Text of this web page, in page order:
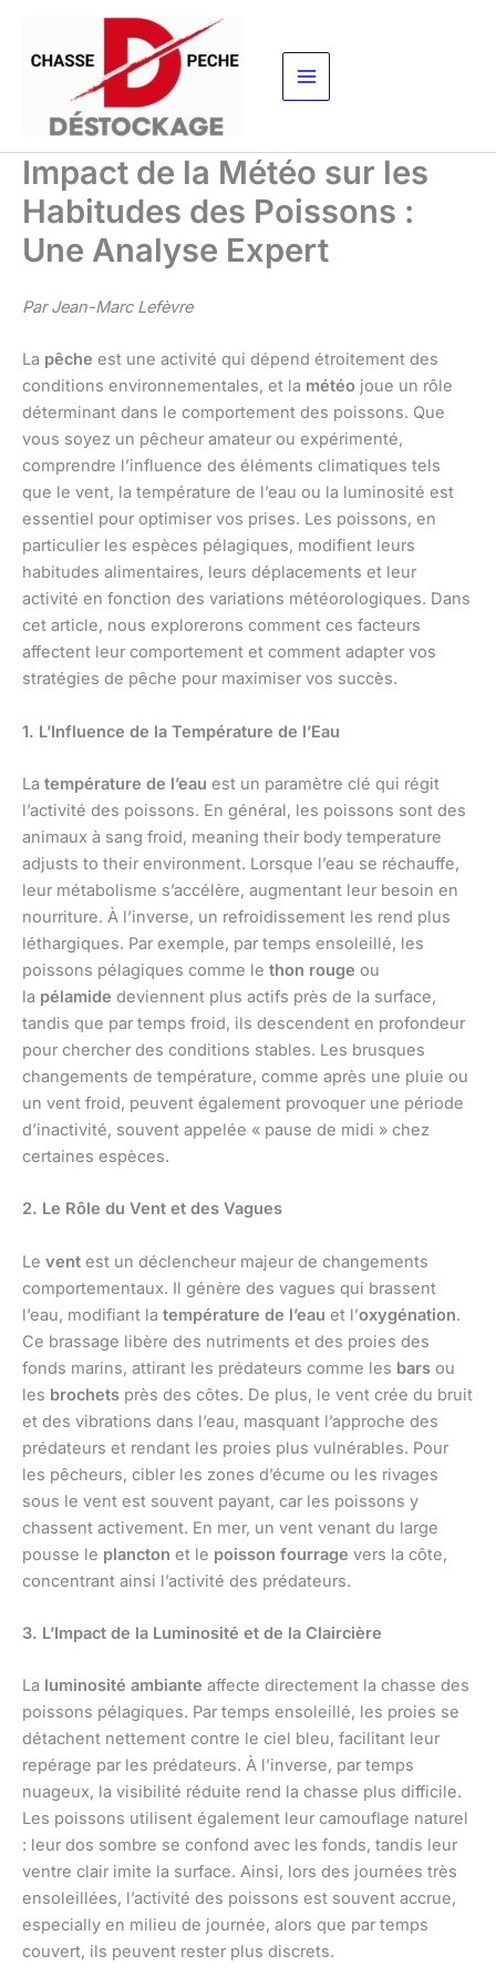
contenu
Impact de la Météo sur les
Habitudes des Poissons :
Une Analyse Expert
Par Jean-Marc Lefèvre
La pêche est une activité qui dépend étroitement des
conditions environnementales, et la météo joue un rôle
déterminant dans le comportement des poissons. Que
vous soyez un pêcheur amateur ou expérimenté,
comprendre l’influence des éléments climatiques tels
que le vent, la température de l’eau ou la luminosité est
essentiel pour optimiser vos prises. Les poissons, en
particulier les espèces pélagiques, modifient leurs
habitudes alimentaires, leurs déplacements et leur
activité en fonction des variations météorologiques. Dans
cet article, nous explorerons comment ces facteurs
affectent leur comportement et comment adapter vos
stratégies de pêche pour maximiser vos succès.
1. L’Influence de la Température de l’Eau
La température de l’eau est un paramètre clé qui régit
l’activité des poissons. En général, les poissons sont des
animaux à sang froid, meaning their body temperature
adjusts to their environment. Lorsque l’eau se réchauffe,
leur métabolisme s’accélère, augmentant leur besoin en
nourriture. À l’inverse, un refroidissement les rend plus
léthargiques. Par exemple, par temps ensoleillé, les
poissons pélagiques comme le thon rouge ou
la pélamide deviennent plus actifs près de la surface,
tandis que par temps froid, ils descendent en profondeur
pour chercher des conditions stables. Les brusques
changements de température, comme après une pluie ou
un vent froid, peuvent également provoquer une période
d’inactivité, souvent appelée « pause de midi » chez
certaines espèces.
2. Le Rôle du Vent et des Vagues
Le vent est un déclencheur majeur de changements
comportementaux. Il génère des vagues qui brassent
l’eau, modifiant la température de l’eau et l’oxygénation.
Ce brassage libère des nutriments et des proies des
fonds marins, attirant les prédateurs comme les bars ou
les brochets près des côtes. De plus, le vent crée du bruit
et des vibrations dans l’eau, masquant l’approche des
prédateurs et rendant les proies plus vulnérables. Pour
les pêcheurs, cibler les zones d’écume ou les rivages
sous le vent est souvent payant, car les poissons y
chassent activement. En mer, un vent venant du large
pousse le plancton et le poisson fourrage vers la côte,
concentrant ainsi l’activité des prédateurs.
3. L’Impact de la Luminosité et de la Claircière
La luminosité ambiante affecte directement la chasse des
poissons pélagiques. Par temps ensoleillé, les proies se
détachent nettement contre le ciel bleu, facilitant leur
repérage par les prédateurs. À l’inverse, par temps
nuageux, la visibilité réduite rend la chasse plus difficile.
Les poissons utilisent également leur camouflage naturel
: leur dos sombre se confond avec les fonds, tandis leur
ventre clair imite la surface. Ainsi, lors des journées très
ensoleillées, l’activité des poissons est souvent accrue,
especially en milieu de journée, alors que par temps
couvert, ils peuvent rester plus discrets.